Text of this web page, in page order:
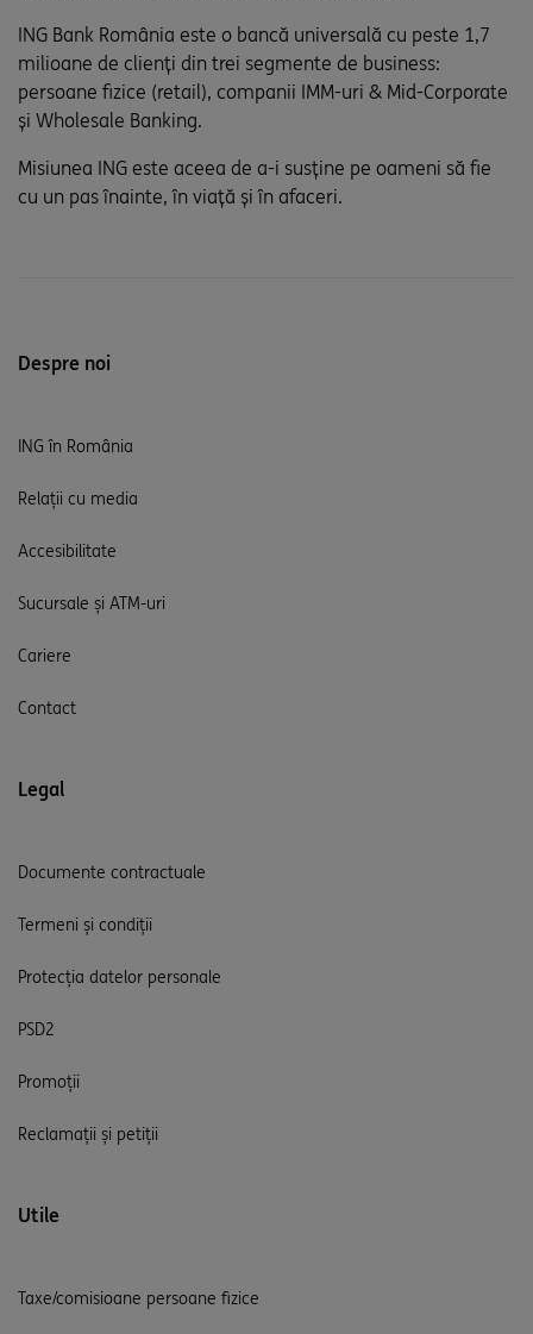
ING Bank România este o bancă universală cu peste 1,7
milioane de clienți din trei segmente de business:
persoane fizice (retail), companii IMM-uri & Mid-Corporate
și Wholesale Banking.
Misiunea ING este aceea de a-i susține pe oameni să fie
cu un pas înainte, în viață și în afaceri.
Despre noi
ING în România
Relații cu media
Accesibilitate
Sucursale și ATM-uri
Cariere
Contact
Legal
Documente contractuale
Termeni și condiții
Protecția datelor personale
PSD2
Promoții
Reclamații și petiții
Utile
Taxe/comisioane persoane fizice